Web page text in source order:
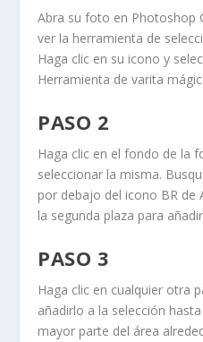
Abra su foto en Photoshop
ver la herramienta de
Haga clic en su icono y
Herramienta de varita
PASO 2
Haga clic en el fondo de la
seleccionar la misma.
por debajo del icono BR de
la segunda plaza para
PASO 3
Haga clic en cualquier otra
añadirlo a la selección
mayor parte del área